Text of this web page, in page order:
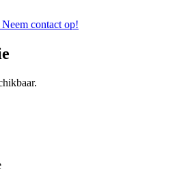
contact op!